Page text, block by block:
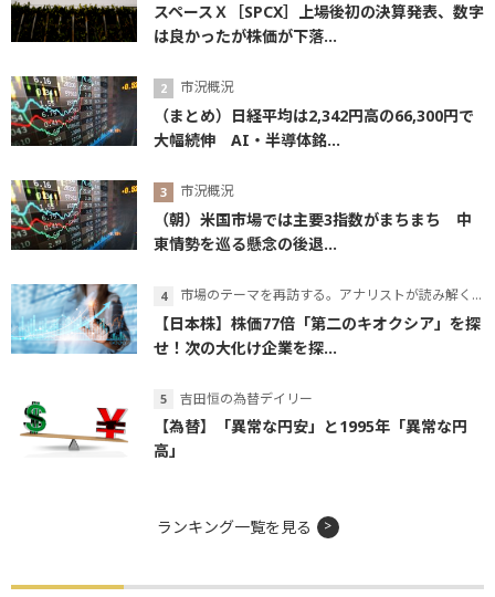
スペースＸ［SPCX］上場後初の決算発表、数字
は良かったが株価が下落...
市況概況
（まとめ）日経平均は2,342円高の66,300円で
大幅続伸 AI・半導体銘...
市況概況
（朝）米国市場では主要3指数がまちまち 中
東情勢を巡る懸念の後退...
市場のテーマを再訪する。アナリストが読み解くテーマの本質
【日本株】株価77倍「第二のキオクシア」を探
せ！次の大化け企業を探...
吉田恒の為替デイリー
【為替】「異常な円安」と1995年「異常な円
高」
ランキング一覧を見る